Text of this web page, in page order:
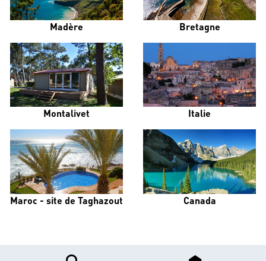
Madère Bretagne
Montalivet Italie
Maroc - site de Taghazout Canada